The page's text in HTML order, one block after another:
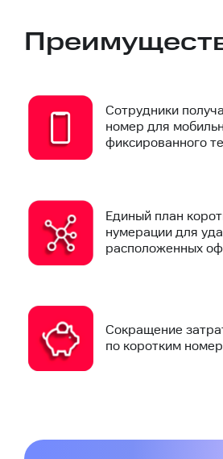
Сотрудники
номер для
фиксированного
Единый план
нумерации для
расположенных
Сокращение
по коротким